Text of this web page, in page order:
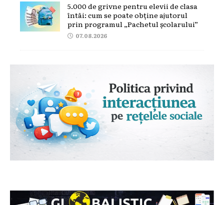
5.000 de grivne pentru elevii de clasa
întâi: cum se poate obține ajutorul
prin programul „Pachetul școlarului”
07.08.2026